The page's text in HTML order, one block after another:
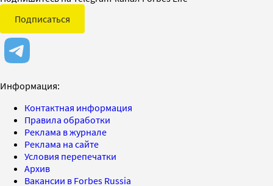
Подписаться
Информация:
Контактная информация
Правила обработки
Реклама в журнале
Реклама на сайте
Условия перепечатки
Архив
Вакансии в Forbes Russia